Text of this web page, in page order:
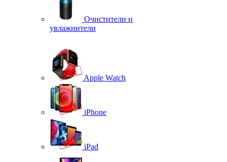
Очистители и
увлажнители
Apple Watch
iPhone
iPad